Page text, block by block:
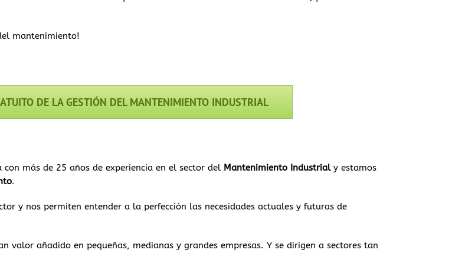
mantenimiento!
DE LA GESTIÓN DEL MANTENIMIENTO INDUSTRIAL
más de 25 años de experiencia en el sector del Mantenimiento Industrialy estamos
.
y nos permiten entender a la perfección las necesidades actuales y futuras de
valor añadido en pequeñas, medianas y grandes empresas. Y se dirigen a sectores tan